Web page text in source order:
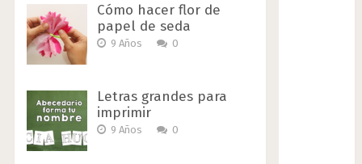
Cómo hacer flor de
papel de seda
9 Años 0
Letras grandes para
imprimir
9 Años 0